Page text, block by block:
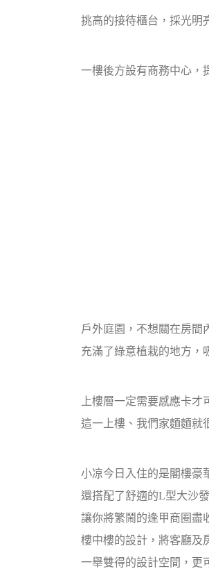
挑高的接待櫃台，採光明
一樓後方設有商務中心，
戶外庭園，不想關在房間
充滿了綠意植栽的地方，
上樓層一定需要感應卡
這一上樓、我們家麵麵就
小凉今日入住的是閣樓豪
還搭配了舒適的L型大沙
讓你將繁鬧的逢甲商圈盡
樓中樓的設計，將客廳及
一舉雙得的設計空間，更